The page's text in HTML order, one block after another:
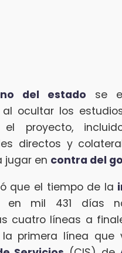
del estado se
ocultar los
el proyecto,
directos y
jugar en contra del
que el tiempo de la
en mil 431 días
cuatro líneas a
la primera línea que